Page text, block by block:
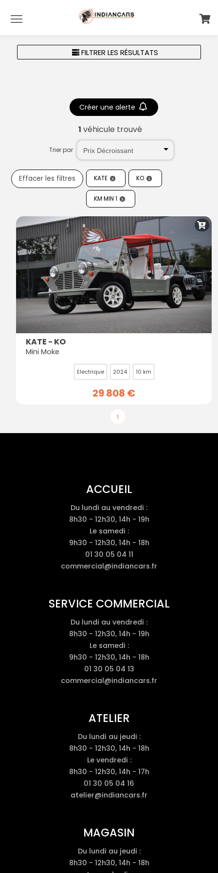
FILTRER LES RÉSULTATS
1 véhicule trouvé
Créer une alerte
Trier par
KATE
Effacer les filtres KO
KM MIN 1
KATE - KO
Mini Moke
Electrique 2024 10 km
29 808 €
1
ACCUEIL
Du lundi au vendredi :
8h30 - 12h30, 14h - 19h
Le samedi :
9h30 - 12h30, 14h - 18h
01 30 05 04 11
commercial@indiancars.fr
SERVICE COMMERCIAL
Du lundi au vendredi :
8h30 - 12h30, 14h - 19h
Le samedi :
9h30 - 12h30, 14h - 18h
01 30 05 04 13
commercial@indiancars.fr
ATELIER
Du lundi au jeudi :
8h30 - 12h30, 14h - 18h
Le vendredi :
8h30 - 12h30, 14h - 17h
01 30 05 04 16
atelier@indiancars.fr
MAGASIN
Du lundi au jeudi :
8h30 - 12h30, 14h - 18h